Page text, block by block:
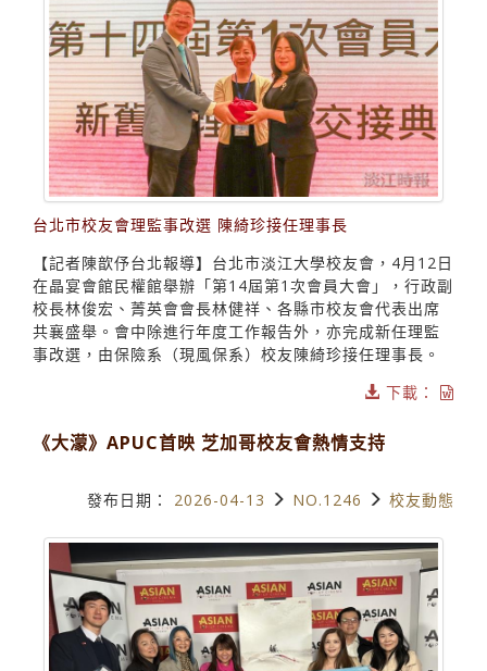
台北市校友會理監事改選 陳綺珍接任理事長
【記者陳歆伃台北報導】台北市淡江大學校友會，4月12日
在晶宴會館民權館舉辦「第14屆第1次會員大會」，行政副
校長林俊宏、菁英會會長林健祥、各縣市校友會代表出席
共襄盛舉。會中除進行年度工作報告外，亦完成新任理監
事改選，由保險系（現風保系）校友陳綺珍接任理事長。
下載：
《大濛》APUC首映 芝加哥校友會熱情支持
發布日期： 2026-04-13 NO.1246 校友動態